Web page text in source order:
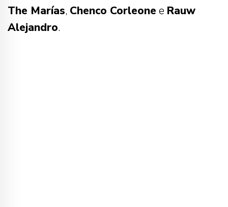
The Marías, Chenco Corleone e Rauw
Alejandro.